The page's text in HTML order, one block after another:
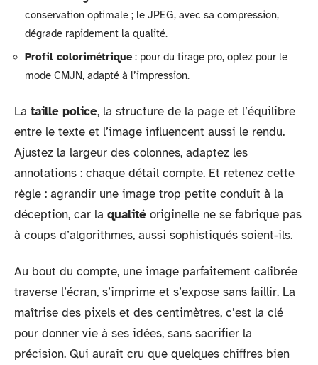
conservation optimale ; le JPEG, avec sa compression,
dégrade rapidement la qualité.
Profil colorimétrique: pour du tirage pro, optez pour le
mode CMJN, adapté à l’impression.
La taille police, la structure de la page et l’équilibre
entre le texte et l’image influencent aussi le rendu.
Ajustez la largeur des colonnes, adaptez les
annotations : chaque détail compte. Et retenez cette
règle : agrandir une image trop petite conduit à la
déception, car la qualité originelle ne se fabrique pas
à coups d’algorithmes, aussi sophistiqués soient-ils.
Au bout du compte, une image parfaitement calibrée
traverse l’écran, s’imprime et s’expose sans faillir. La
maîtrise des pixels et des centimètres, c’est la clé
pour donner vie à ses idées, sans sacrifier la
précision. Qui aurait cru que quelques chiffres bien